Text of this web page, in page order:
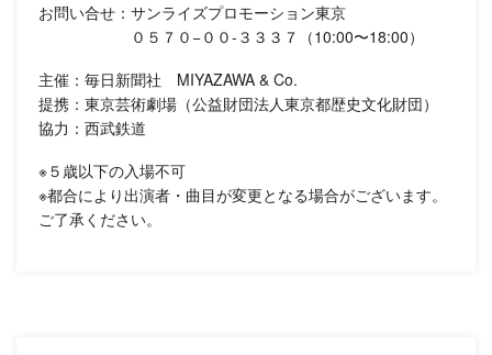
お問い合せ：サンライズプロモーション東京
０５７０−００-３３３７（10:00〜18:00）
主催：毎日新聞社 MIYAZAWA & Co.
提携：東京芸術劇場（公益財団法人東京都歴史文化財団）
協力：西武鉄道
※５歳以下の入場不可
※都合により出演者・曲目が変更となる場合がございます。
ご了承ください。